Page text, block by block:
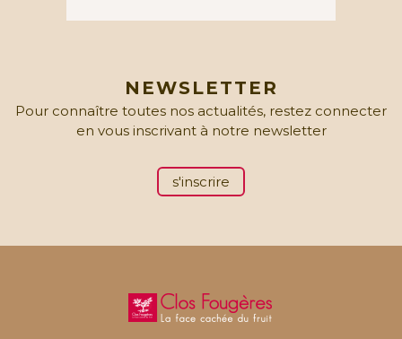
NEWSLETTER
Pour connaître toutes nos actualités, restez connecter
en vous inscrivant à notre newsletter
s'inscrire